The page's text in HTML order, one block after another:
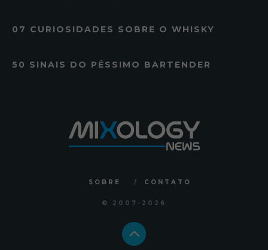
07 CURIOSIDADES SOBRE O WHISKY
50 SINAIS DO PÉSSIMO BARTENDER
SOBRE CONTATO
© 2007 -2026